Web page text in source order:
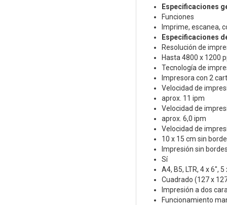
Especificaciones
Funciones
Imprime, escanea,
Especificaciones
Resolución de
Hasta 4800 x 1200
Tecnología de
Impresora con 2
Velocidad de
aprox. 11 ipm
Velocidad de
aprox. 6,0 ipm
Velocidad de
10 x 15 cm sin
Impresión sin
Sí
A4, B5, LTR, 4 x 6",
Cuadrado (127 x
Impresión a dos
Funcionamiento